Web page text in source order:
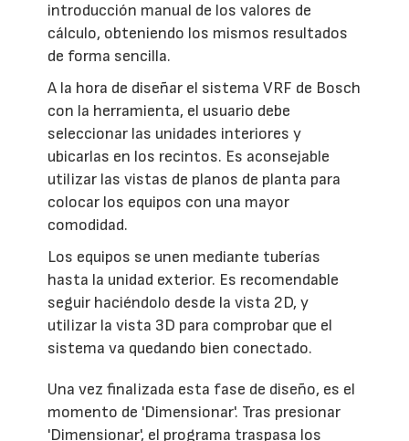
introducción manual de los valores de
cálculo, obteniendo los mismos resultados
de forma sencilla.
A la hora de diseñar el sistema VRF de Bosch
con la herramienta, el usuario debe
seleccionar las unidades interiores y
ubicarlas en los recintos. Es aconsejable
utilizar las vistas de planos de planta para
colocar los equipos con una mayor
comodidad.
Los equipos se unen mediante tuberías
hasta la unidad exterior. Es recomendable
seguir haciéndolo desde la vista 2D, y
utilizar la vista 3D para comprobar que el
sistema va quedando bien conectado.
Una vez finalizada esta fase de diseño, es el
momento de 'Dimensionar'. Tras presionar
'Dimensionar', el programa traspasa los